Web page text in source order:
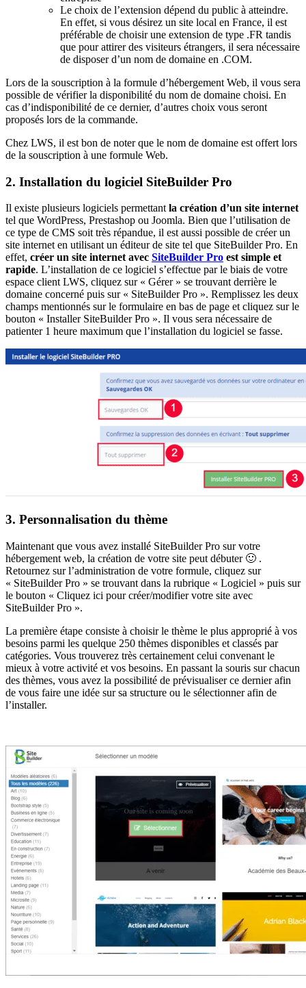
Le choix de l’extension dépend du public à atteindre.
En effet, si vous désirez un site local en France, il est
préférable de choisir une extension de type .FR tandis
que pour attirer des visiteurs étrangers, il sera nécessaire
de disposer d’un nom de domaine en .COM.
Lors de la souscription à la formule d’hébergement Web, il vous sera
possible de vérifier la disponibilité du nom de domaine choisi. En
cas d’indisponibilité de ce dernier, d’autres choix vous seront
proposés lors de la commande.
Chez LWS, il est bon de noter que le nom de domaine est offert lors
de la souscription à une formule Web.
2. Installation du logiciel SiteBuilder Pro
Il existe plusieurs logiciels permettant la création d’un site internet
tel que WordPress, Prestashop ou Joomla. Bien que l’utilisation de
ce type de CMS soit très répandue, il est aussi possible de créer un
site internet en utilisant un éditeur de site tel que SiteBuilder Pro. En
effet, créer un site internet avec SiteBuilder Pro est simple et
rapide. L’installation de ce logiciel s’effectue par le biais de votre
espace client LWS, cliquez sur « Gérer » se trouvant derrière le
domaine concerné puis sur « SiteBuilder Pro ». Remplissez les deux
champs mentionnés sur le formulaire en bas de page et cliquez sur le
bouton « Installer SiteBuilder Pro ». Il vous sera nécessaire de
patienter 1 heure maximum que l’installation du logiciel se fasse.
3. Personnalisation du thème
Maintenant que vous avez installé SiteBuilder Pro sur votre
hébergement web, la création de votre site peut débuter 🙂 .
Retournez sur l’administration de votre formule, cliquez sur
« SiteBuilder Pro » se trouvant dans la rubrique « Logiciel » puis sur
le bouton « Cliquez ici pour créer/modifier votre site avec
SiteBuilder Pro ».
La première étape consiste à choisir le thème le plus approprié à vos
besoins parmi les quelque 250 thèmes disponibles et classés par
catégories. Vous trouverez très certainement celui convenant le
mieux à votre activité et vos besoins. En passant la souris sur chacun
des thèmes, vous avez la possibilité de prévisualiser ce dernier afin
de vous faire une idée sur sa structure ou le sélectionner afin de
l’installer.